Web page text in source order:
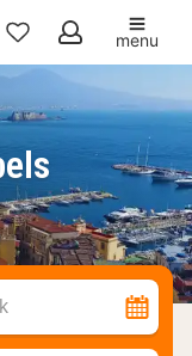
Mijn
favorieten
menu